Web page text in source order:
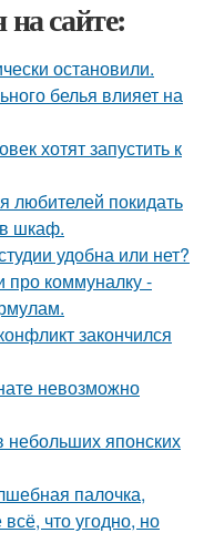
сайте:
остановили.
белья влияет на
хотят запустить к
любителей покидать
шкаф.
удобна или нет?
про коммуналку -
закончился
невозможно
небольших японских
палочка,
что угодно, но